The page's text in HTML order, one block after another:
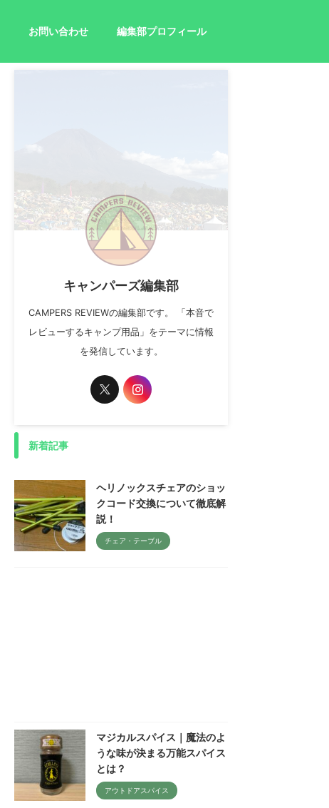
お問い合わせ 編集部プロフィール
キャンパーズ編集部
CAMPERS REVIEWの編集部です。 「本音で
レビューするキャンプ用品」をテーマに情報
を発信しています。
新着記事
ヘリノックスチェアのショッ
クコード交換について徹底解
説！
チェア・テーブル
マジカルスパイス｜魔法のよ
うな味が決まる万能スパイス
とは？
アウトドアスパイス